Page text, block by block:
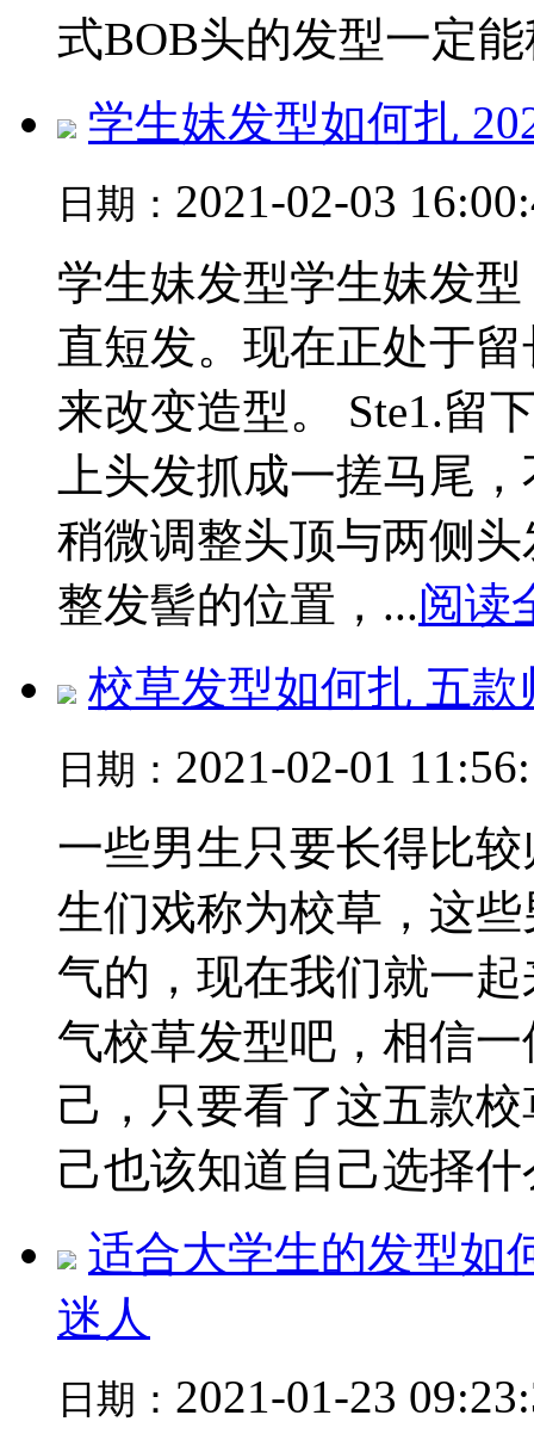
式BOB头的发型一定能
学生妹发型如何扎
日期： 2021-02-03
学生妹发型学生妹发
直短发。现在正处于
来改变造型。 Ste1.留
上头发抓成一搓马尾
稍微调整头顶与两侧
整发髻的位置，...阅读
校草发型如何扎 五
日期： 2021-02-01
一些男生只要长得比
生们戏称为校草，这
气的，现在我们就一
气校草发型吧，相信
己，只要看了这五款
己也该知道自己选择什
适合大学生的发型如
迷人
日期： 2021-01-23